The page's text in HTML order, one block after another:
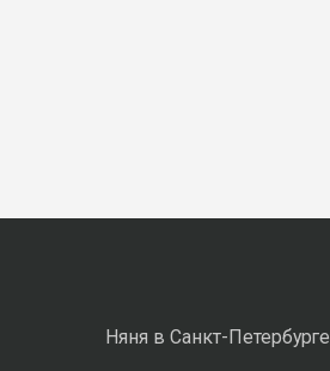
Няня в Санкт-Петербурге